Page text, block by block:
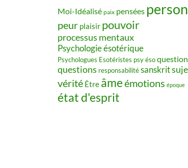
Moi-Idéalisé paix pensées
peur plaisir pouvoir
processus mentaux
Psychologie ésotérique
Psychologues Esotéristes psy ésoquestion
questions responsabilitésanskrit
vérité Être âmeémotions époque
état d'esprit